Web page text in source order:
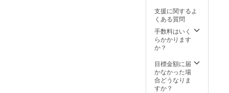
支援に関するよ
くある質問
手数料はいく
らかかります
か？
目標金額に届
かなかった場
合どうなりま
すか？